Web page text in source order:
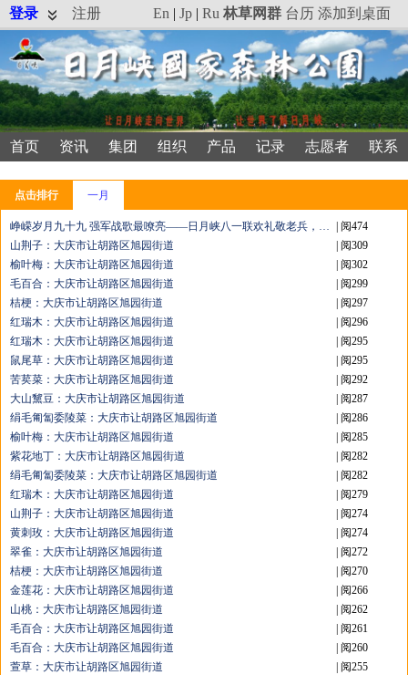
登录 注册 En | Jp | Ru 林草网群 台历 添加到桌面
首页 资讯 集团 组织 产品 记录 志愿者 联系
点击排行 一月
峥嵘岁月九十九 强军战歌最嘹亮——日月峡八一联欢礼敬老兵，表彰防汛先锋
| 阅474
山荆子：大庆市让胡路区旭园街道
| 阅309
榆叶梅：大庆市让胡路区旭园街道
| 阅302
毛百合：大庆市让胡路区旭园街道
| 阅299
桔梗：大庆市让胡路区旭园街道
| 阅297
红瑞木：大庆市让胡路区旭园街道
| 阅296
红瑞木：大庆市让胡路区旭园街道
| 阅295
鼠尾草：大庆市让胡路区旭园街道
| 阅295
苦荬菜：大庆市让胡路区旭园街道
| 阅292
大山黧豆：大庆市让胡路区旭园街道
| 阅287
绢毛匍匐委陵菜：大庆市让胡路区旭园街道
| 阅286
榆叶梅：大庆市让胡路区旭园街道
| 阅285
紫花地丁：大庆市让胡路区旭园街道
| 阅282
绢毛匍匐委陵菜：大庆市让胡路区旭园街道
| 阅282
红瑞木：大庆市让胡路区旭园街道
| 阅279
山荆子：大庆市让胡路区旭园街道
| 阅274
黄刺玫：大庆市让胡路区旭园街道
| 阅274
翠雀：大庆市让胡路区旭园街道
| 阅272
桔梗：大庆市让胡路区旭园街道
| 阅270
金莲花：大庆市让胡路区旭园街道
| 阅266
山桃：大庆市让胡路区旭园街道
| 阅262
毛百合：大庆市让胡路区旭园街道
| 阅261
毛百合：大庆市让胡路区旭园街道
| 阅260
萱草：大庆市让胡路区旭园街道
| 阅255